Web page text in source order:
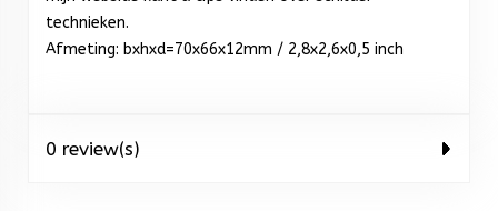
technieken.
Afmeting: bxhxd=70x66x12mm / 2,8x2,6x0,5 inch
0 review(s)